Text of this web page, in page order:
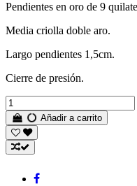
Pendientes en oro de 9
Media criolla doble aro.
Largo pendientes 1,5cm.
Cierre de presión.
Añadir a carrito